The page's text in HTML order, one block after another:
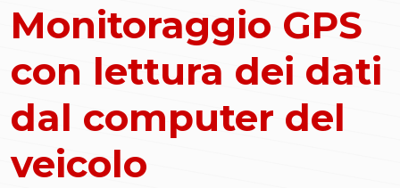
Monitoraggio GPS
con lettura dei dati
dal computer del
veicolo